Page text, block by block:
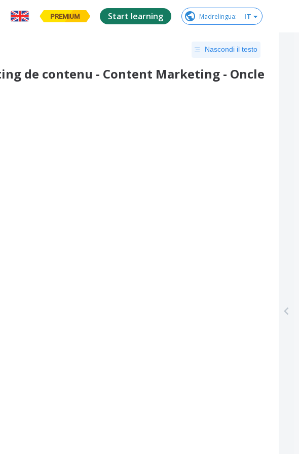
PREMIUM Start learning Madrelingua: IT
Nascondi il testo
de contenu - Content Marketing - Oncle